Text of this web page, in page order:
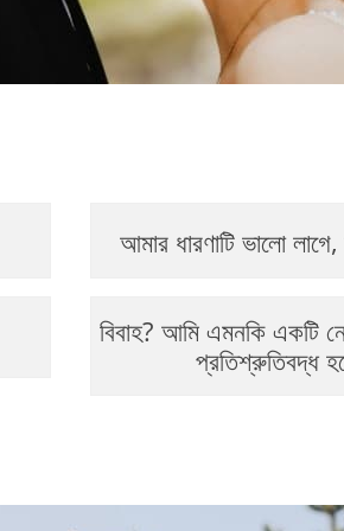
আমার ধারণাটি ভালো
বিবাহ? আমি এমনকি একটি
প্রতিশ্রুতিবদ্ধ